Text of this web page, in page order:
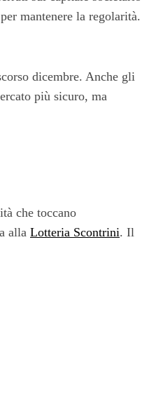
mantenere la regolarità.
dicembre. Anche gli
più sicuro, ma
che toccano
alla Lotteria Scontrini. Il